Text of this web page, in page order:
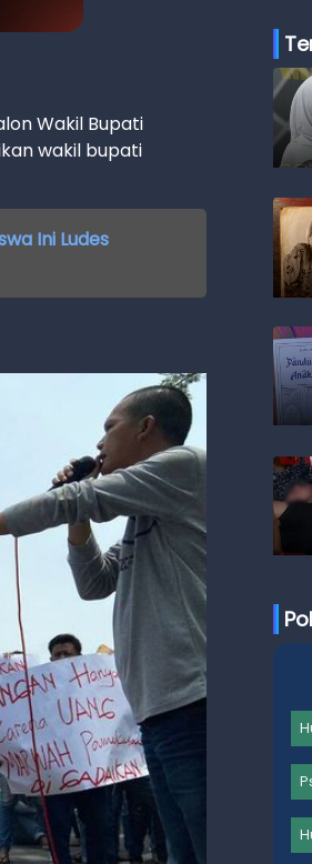
Wakil Bupati
wakil bupati
Ini Ludes